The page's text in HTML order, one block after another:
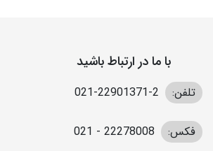
با ما در ارتباط باشید
تلفن: 2-22901371-021
فکس: 22278008 - 021